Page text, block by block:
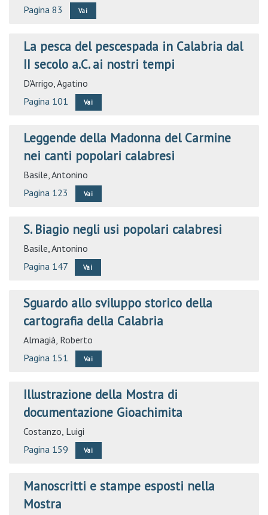
Pagina 83
Vai
La pesca del pescespada in Calabria dal
II secolo a.C. ai nostri tempi
D'Arrigo, Agatino
Pagina 101
Vai
Leggende della Madonna del Carmine
nei canti popolari calabresi
Basile, Antonino
Pagina 123
Vai
S. Biagio negli usi popolari calabresi
Basile, Antonino
Pagina 147
Vai
Sguardo allo sviluppo storico della
cartografia della Calabria
Almagià, Roberto
Pagina 151
Vai
Illustrazione della Mostra di
documentazione Gioachimita
Costanzo, Luigi
Pagina 159
Vai
Manoscritti e stampe esposti nella
Mostra